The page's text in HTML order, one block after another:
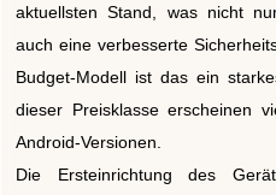
aktuellsten Stand, was nicht
auch eine verbesserte
Budget-Modell ist das ein
dieser Preisklasse erscheinen
Android-Versionen.
Die Ersteinrichtung des